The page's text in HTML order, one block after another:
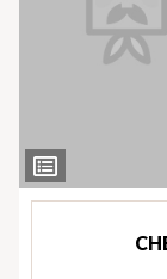
Ver
Ingredientes